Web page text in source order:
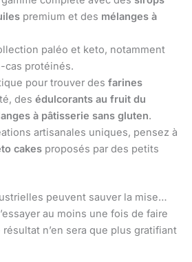
premium et des mélanges à
paléo et keto, notamment
cas protéinés.
pour trouver des farines
des édulcorants au fruit du
à pâtisserie sans gluten.
artisanales uniques, pensez à
cakes proposés par des petits
peuvent sauver la mise…
au moins une fois de faire
n’en sera que plus gratifiant